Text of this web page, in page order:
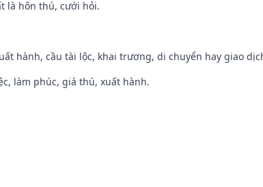
là hôn thú, cưới hỏi.
hành, cầu tài lộc, khai trương, di chuyển hay giao
làm phúc, giá thú, xuất hành.